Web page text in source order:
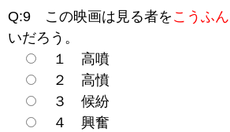
Q:9 この映画は見る者を こうふん
いだろう。
１ 高噴
２ 高憤
３ 候紛
４ 興奮